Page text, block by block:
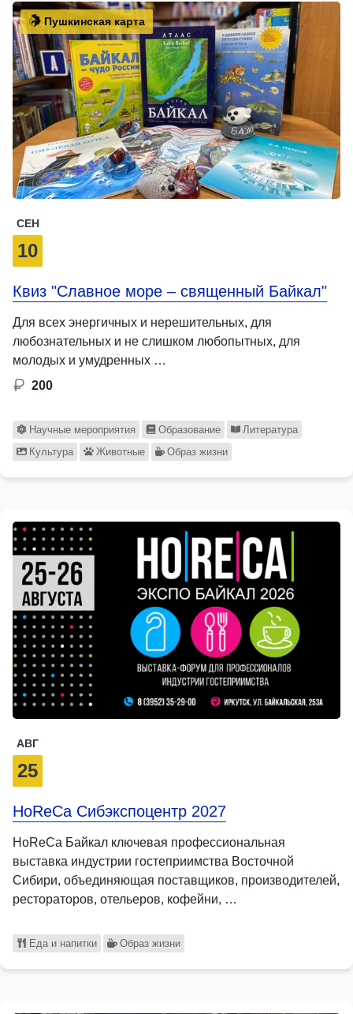
Пушкинская карта
СЕН
10
Квиз "Славное море – священный Байкал"
Для всех энергичных и нерешительных, для
любознательных и не слишком любопытных, для
молодых и умудренных …
200
Научные мероприятия Образование
Литература
Культура
Животные Образ жизни
АВГ
25
HoReCa Сибэкспоцентр 2027
HoReCa Байкал ключевая профессиональная
выставка индустрии гостеприимства Восточной
Сибири, объединяющая поставщиков, производителей,
рестораторов, отельеров, кофейни, …
Еда и напитки Образ жизни